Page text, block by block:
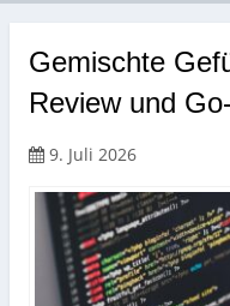
Gemischte
Review und
9. Juli 2026